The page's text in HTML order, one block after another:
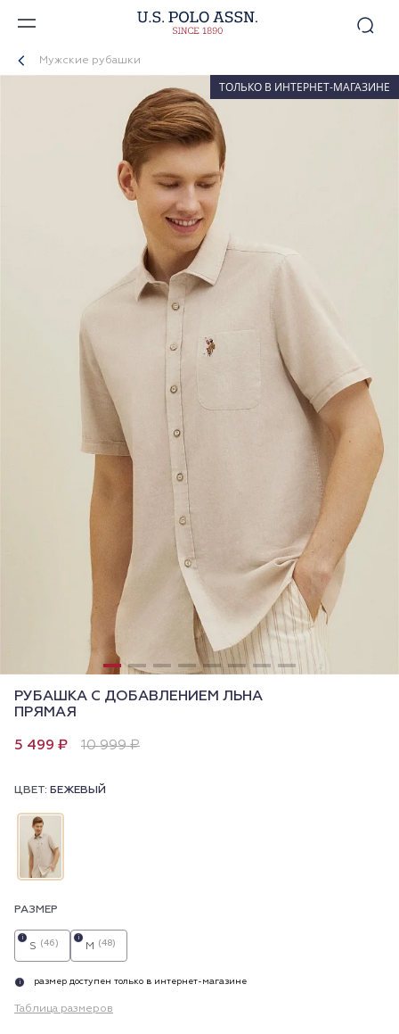
Мужские рубашки
ТОЛЬКО В ИНТЕРНЕТ-МАГАЗИНЕ
РУБАШКА С ДОБАВЛЕНИЕМ ЛЬНА
ПРЯМАЯ
5 499 ₽ 10 999 ₽
ЦВЕТ: БЕЖЕВЫЙ
РАЗМЕР
S (46)
i
M (48)
i
i размер доступен только в интернет-магазине
Таблица размеров